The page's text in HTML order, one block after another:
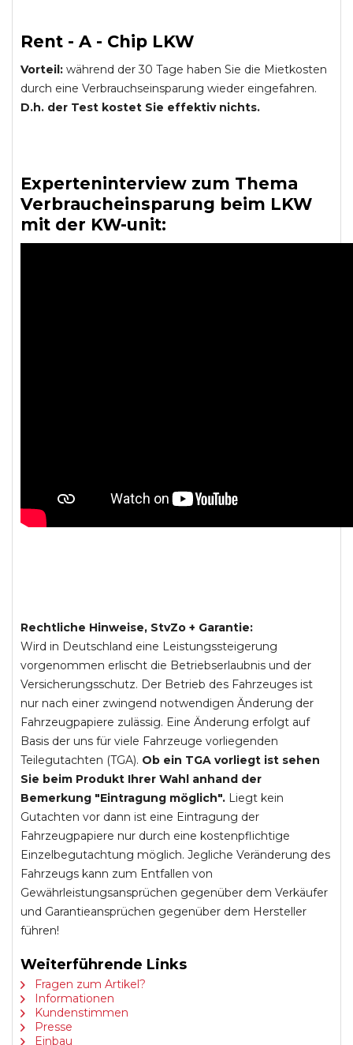
Rent - A - Chip LKW
Vorteil: während der 30 Tage haben Sie die Mietkosten
durch eine Verbrauchseinsparung wieder eingefahren.
D.h. der Test kostet Sie effektiv nichts.
Experteninterview zum Thema
Verbraucheinsparung beim LKW
mit der KW-unit:
Rechtliche Hinweise, StvZo + Garantie:
Wird in Deutschland eine Leistungssteigerung
vorgenommen erlischt die Betriebserlaubnis und der
Versicherungsschutz. Der Betrieb des Fahrzeuges ist
nur nach einer zwingend notwendigen Änderung der
Fahrzeugpapiere zulässig. Eine Änderung erfolgt auf
Basis der uns für viele Fahrzeuge vorliegenden
Teilegutachten (TGA). Ob ein TGA vorliegt ist sehen
Sie beim Produkt Ihrer Wahl anhand der
Bemerkung "Eintragung möglich". Liegt kein
Gutachten vor dann ist eine Eintragung der
Fahrzeugpapiere nur durch eine kostenpflichtige
Einzelbegutachtung möglich. Jegliche Veränderung des
Fahrzeugs kann zum Entfallen von
Gewährleistungsansprüchen gegenüber dem Verkäufer
und Garantieansprüchen gegenüber dem Hersteller
führen!
Weiterführende Links
Fragen zum Artikel?
Informationen
Kundenstimmen
Presse
Einbau